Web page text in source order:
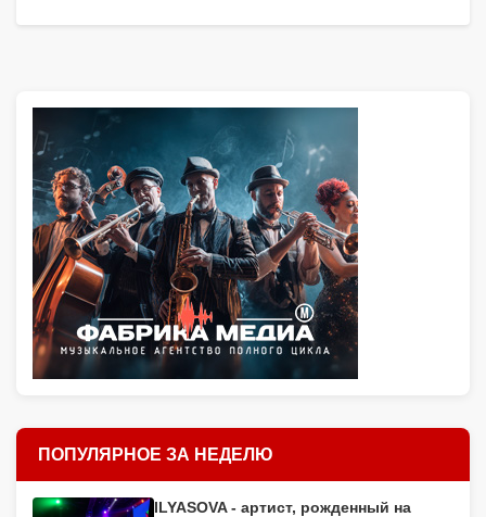
ПОПУЛЯРНОЕ ЗА НЕДЕЛЮ
ILYASOVA - артист, рожденный на